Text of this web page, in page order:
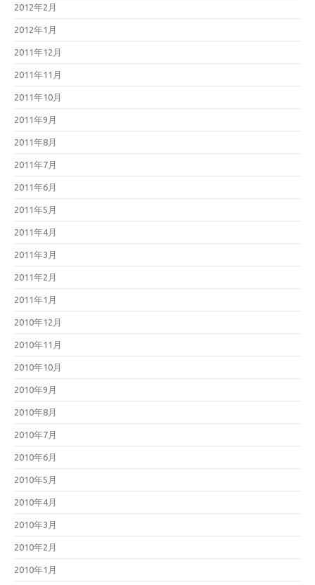
2012年2月
2012年1月
2011年12月
2011年11月
2011年10月
2011年9月
2011年8月
2011年7月
2011年6月
2011年5月
2011年4月
2011年3月
2011年2月
2011年1月
2010年12月
2010年11月
2010年10月
2010年9月
2010年8月
2010年7月
2010年6月
2010年5月
2010年4月
2010年3月
2010年2月
2010年1月